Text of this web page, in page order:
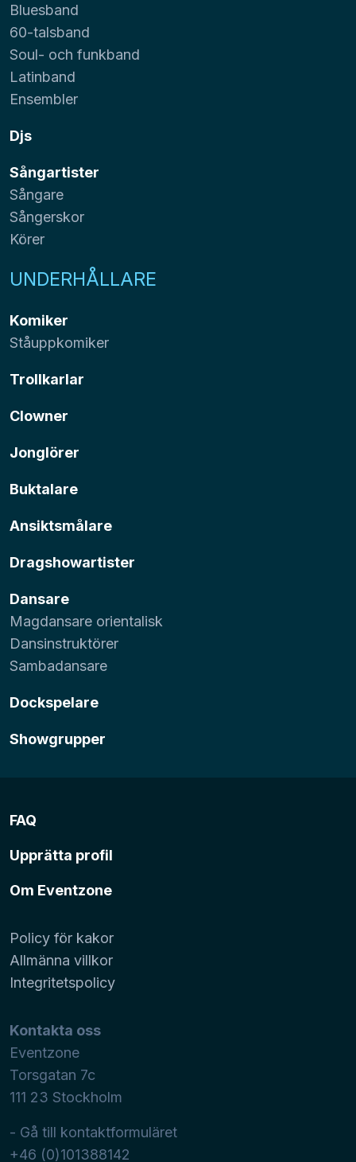
Bluesband
60-talsband
Soul- och funkband
Latinband
Ensembler
Djs
Sångartister
Sångare
Sångerskor
Körer
UNDERHÅLLARE
Komiker
Ståuppkomiker
Trollkarlar
Clowner
Jonglörer
Buktalare
Ansiktsmålare
Dragshowartister
Dansare
Magdansare orientalisk
Dansinstruktörer
Sambadansare
Dockspelare
Showgrupper
FAQ
Upprätta profil
Om Eventzone
Policy för kakor
Allmänna villkor
Integritetspolicy
Kontakta oss
Eventzone
Torsgatan 7c
111 23 Stockholm
- Gå till kontaktformuläret
+46 (0)101388142